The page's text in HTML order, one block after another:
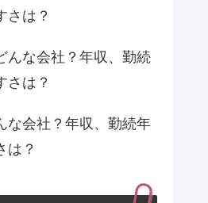
さは？
んな会社？年収、勤続
さは？
な会社？年収、勤続年
は？